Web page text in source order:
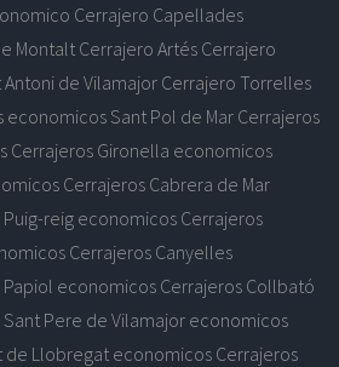
Cerrajero Capellades
Montalt Cerrajero Artés Cerrajero
de Vilamajor Cerrajero Torrelles
economicos Sant Pol de Mar Cerrajeros
Cerrajeros Gironella economicos
Cerrajeros Cabrera de Mar
Puig-reig economicos Cerrajeros
Cerrajeros Canyelles
Papiol economicosCerrajeros Collbató
Sant Pere de Vilamajor economicos
de Llobregat economicos Cerrajeros